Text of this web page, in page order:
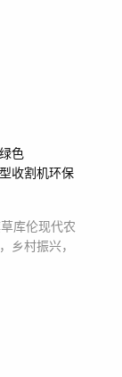
绿色
收割机环保
库伦现代农
乡村振兴，